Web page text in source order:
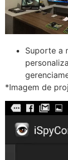
Suporte a
*Imagem de